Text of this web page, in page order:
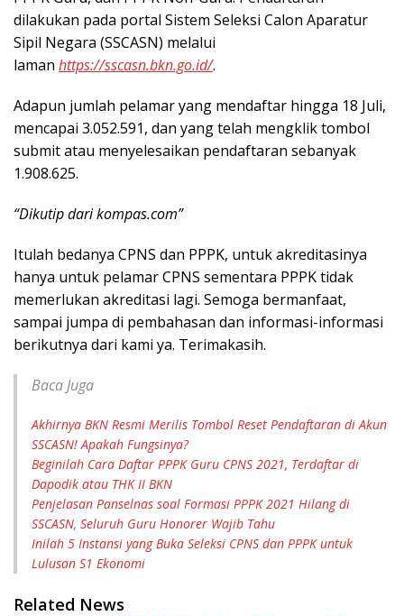
dilakukan pada portal Sistem Seleksi Calon Aparatur
Sipil Negara (SSCASN) melalui
laman https://sscasn.bkn.go.id/.
Adapun jumlah pelamar yang mendaftar hingga 18 Juli,
mencapai 3.052.591, dan yang telah mengklik tombol
submit atau menyelesaikan pendaftaran sebanyak
1.908.625.
“Dikutip dari kompas.com”
Itulah bedanya CPNS dan PPPK, untuk akreditasinya
hanya untuk pelamar CPNS sementara PPPK tidak
memerlukan akreditasi lagi. Semoga bermanfaat,
sampai jumpa di pembahasan dan informasi-informasi
berikutnya dari kami ya. Terimakasih.
Baca Juga
Akhirnya BKN Resmi Merilis Tombol Reset Pendaftaran di Akun
SSCASN! Apakah Fungsinya?
Beginilah Cara Daftar PPPK Guru CPNS 2021, Terdaftar di
Dapodik atau THK II BKN
Penjelasan Panselnas soal Formasi PPPK 2021 Hilang di
SSCASN, Seluruh Guru Honorer Wajib Tahu
Inilah 5 Instansi yang Buka Seleksi CPNS dan PPPK untuk
Lulusan S1 Ekonomi
Related News